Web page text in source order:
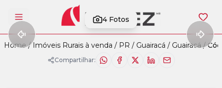
Abrir menu 4 Fotos
Home / Imóveis Rurais à venda / PR / Guairacá / Guairacá /
Compartilhar: